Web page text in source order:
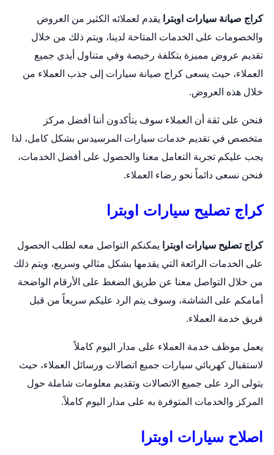
كراج صيانة سيارات اوبترا
يقدم لعملائه الكثير من العروض
والخصومات على الخدمات المتاحة لدينا، ويتم ذلك من خلال
تقديم عروض مميزة بتكلفة رخيصة وفي متناول أيدي جميع
العملاء، حيث يسعى كراج صيانة سيارات إلى جذب العملاء من
خلال هذه العروض.
فنحن على ثقة أن العملاء سوف يتأكدون أننا أفضل مركز
متخصص في تقديم خدمات سيارات المرسيدس بشكل كامل، لذا
يجب عليكم تجربة التعامل معنا والحصول على أفضل الخدمات،
فنحن نسعى دائماً نحو رضاء العملاء.
كراج تصليح سيارات اوبترا
كراج تصليح سيارات اوبترا
يمكنكم التواصل معه لطلب الحصول
على الخدمات الرائعة التي يقدمها بشكل مثالي وسريع، ويتم ذلك
من خلال التواصل معنا عن طريق الضغط على الأرقام الواضحة
أمامكم على الشاشة، وسوف يتم الرد عليكم سريعاً من قبل
فريق خدمة العملاء.
يعمل موظف خدمة العملاء على مدار اليوم كاملاً
لاستقبال كهربائي سيارات جميع اتصالات ورسائل العملاء، حيث
يتولى الرد على جميع الاتصالات وتقديم معلومات شاملة حول
المركز والخدمات المتوفرة به على مدار اليوم كاملاً.
اصلاح سيارات اوبترا